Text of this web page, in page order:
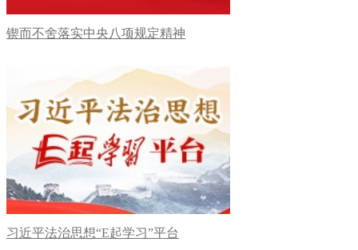
锲而不舍落实中央八项规定精神
习近平法治思想“E起学习”平台